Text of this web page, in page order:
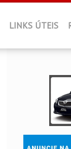
LINKS ÚTEIS